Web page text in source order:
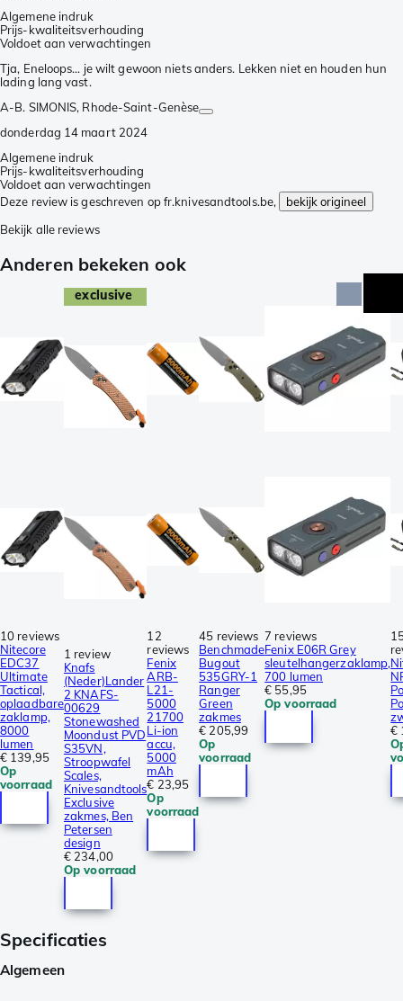
Algemene indruk
Prijs-kwaliteitsverhouding
Voldoet aan verwachtingen
Tja, Eneloops... je wilt gewoon niets anders. Lekken niet en houden hun
lading lang vast.
A-B. SIMONIS, Rhode-Saint-Genèse
donderdag 14 maart 2024
Algemene indruk
Prijs-kwaliteitsverhouding
Voldoet aan verwachtingen
Deze review is geschreven op fr.knivesandtools.be,
bekijk origineel
Bekijk alle reviews
Anderen bekeken ook
10 reviews
Nitecore
EDC37
Ultimate
Tactical,
oplaadbare
zaklamp,
8000
lumen
€ 139,95
Op
voorraad
exclusive
1 review
Knafs
(Neder)Lander
2 KNAFS-
00629
Stonewashed
Moondust PVD
S35VN,
Stroopwafel
Scales,
Knivesandtools
Exclusive
zakmes, Ben
Petersen
design
€ 234,00
Op voorraad
12
reviews
Fenix
ARB-
L21-
5000
21700
Li-ion
accu,
5000
mAh
€ 23,95
Op
voorraad
45 reviews
Benchmade
Bugout
535GRY-1
Ranger
Green
zakmes
€ 205,99
Op
voorraad
7 reviews
Fenix E06R Grey
sleutelhangerzaklamp,
700 lumen
€ 55,95
Op voorraad
€
Specificaties
Algemeen